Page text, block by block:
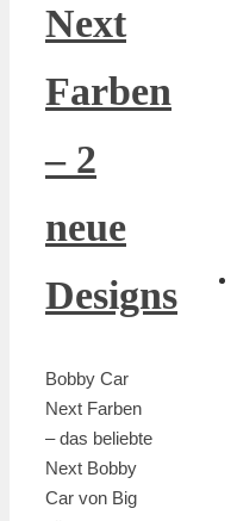
Next
Farben
– 2
neue
Designs
Bobby Car
Next Farben
– das beliebte
Next Bobby
Car von Big